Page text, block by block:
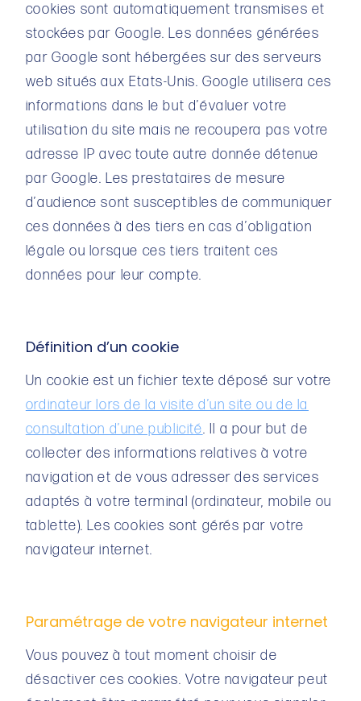
cookies sont automatiquement transmises et
stockées par Google. Les données générées
par Google sont hébergées sur des serveurs
web situés aux Etats-Unis. Google utilisera ces
informations dans le but d’évaluer votre
utilisation du site mais ne recoupera pas votre
adresse IP avec toute autre donnée détenue
par Google. Les prestataires de mesure
d’audience sont susceptibles de communiquer
ces données à des tiers en cas d’obligation
légale ou lorsque ces tiers traitent ces
données pour leur compte.
Définition d’un cookie
Un cookie est un fichier texte déposé sur votre
ordinateur lors de la visite d’un site ou de la
consultation d’une publicité. Il a pour but de
collecter des informations relatives à votre
navigation et de vous adresser des services
adaptés à votre terminal (ordinateur, mobile ou
tablette). Les cookies sont gérés par votre
navigateur internet.
Paramétrage de votre navigateur internet
Vous pouvez à tout moment choisir de
désactiver ces cookies. Votre navigateur peut